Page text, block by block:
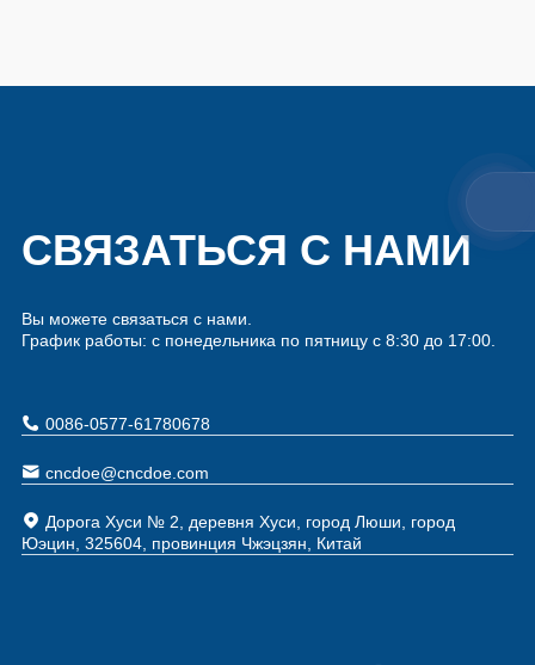
СВЯЗАТЬСЯ С НАМИ
Вы можете связаться с нами.
График работы: с понедельника по пятницу с 8:30 до 17:00.
0086-0577-61780678
cncdoe@cncdoe.com
Дорога Хуси № 2, деревня Хуси, город Люши, город
Юэцин, 325604, провинция Чжэцзян, Китай